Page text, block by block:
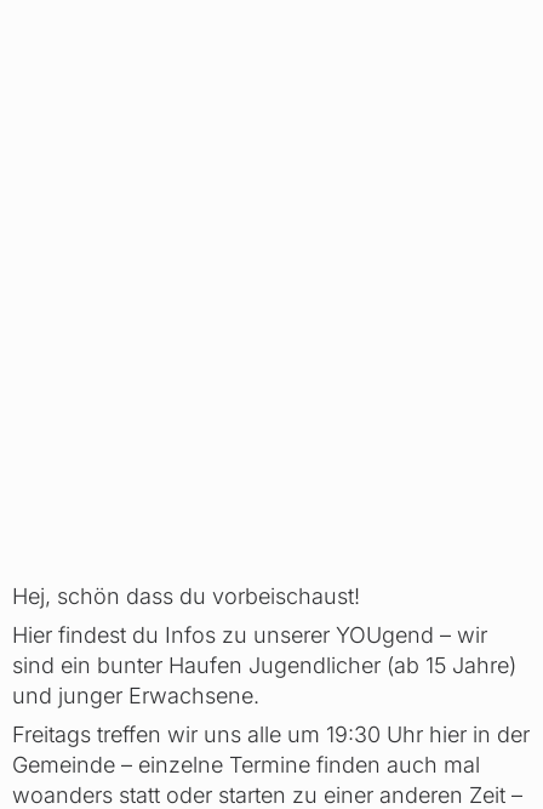
Hej, schön dass du vorbeischaust!
Hier findest du Infos zu unserer YOUgend – wir
sind ein bunter Haufen Jugendlicher (ab 15 Jahre)
und junger Erwachsene.
Freitags treffen wir uns alle um 19:30 Uhr hier in der
Gemeinde – einzelne Termine finden auch mal
woanders statt oder starten zu einer anderen Zeit –